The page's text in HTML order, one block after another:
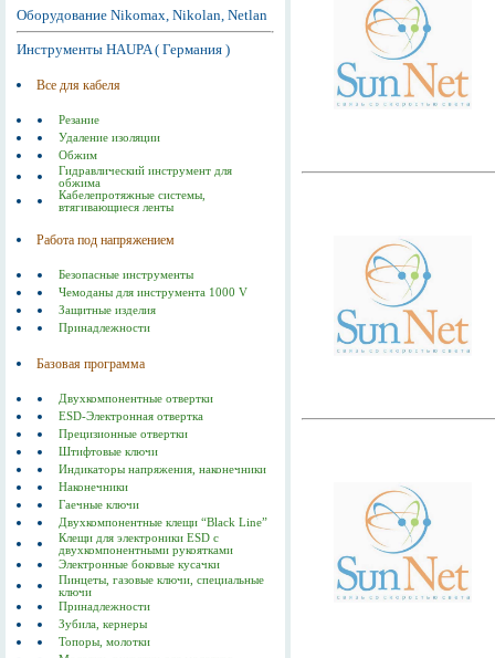
Оборудование Nikomax, Nikolan, Netlan
Инструменты HAUPA ( Германия )
Все для кабеля
Резание
Удаление изоляции
Обжим
Гидравлический инструмент для
обжима
Кабелепротяжные системы,
втягивающиеся ленты
Работа под напряжением
Безопасные инструменты
Чемоданы для инструмента 1000 V
Защитные изделия
Принадлежности
Базовая программа
Двухкомпонентные отвертки
ESD-Электронная отвертка
Прецизионные отвертки
Штифтовые ключи
Индикаторы напряжения, наконечники
Наконечники
Гаечные ключи
Двухкомпонентные клещи “Black Line”
Клещи для электроники ESD с
двухкомпонентными рукоятками
Электронные боковые кусачки
Пинцеты, газовые ключи, специальные
ключи
Принадлежности
Зубила, кернеры
Топоры, молотки